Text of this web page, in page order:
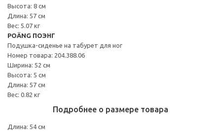
Высота: 8 см
Длина: 57 см
Вес: 5.07 кг
POÄNG ПОЭНГ
Подушка-сиденье на табурет для ног
Номер товара: 204.388.06
Ширина: 52 см
Высота: 5 см
Длина: 57 см
Вес: 0.82 кг
Подробнее о размере товара
Длина: 54 см